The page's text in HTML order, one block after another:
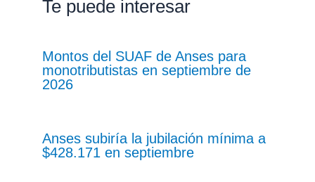
Te puede interesar
Montos del SUAF de Anses para
monotributistas en septiembre de
2026
Anses subiría la jubilación mínima a
$428.171 en septiembre